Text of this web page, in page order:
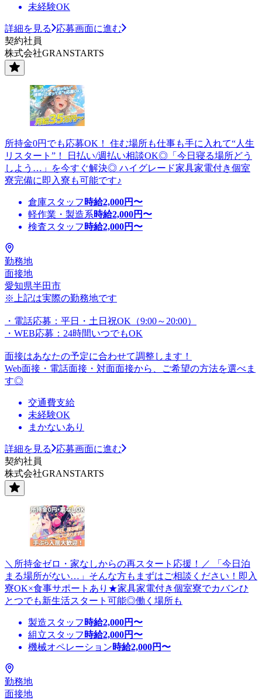
未経験OK
詳細を見る
応募画面に進む
契約社員
株式会社GRANSTARTS
所持金0円でも応募OK！ 住む場所も仕事も手に入れて“人生
リスタート”！ 日払い/週払い相談OK◎「今日寝る場所どう
しよう…」を今すぐ解決◎ ハイグレード家具家電付き個室
寮完備に即入寮も可能です♪
倉庫スタッフ 時給2,000円〜
軽作業・製造系時給2,000円〜
検査スタッフ 時給2,000円〜
勤務地
面接地
愛知県半田市
※上記は実際の勤務地です
・電話応募：平日・土日祝OK（9:00～20:00）
・WEB応募：24時間いつでもOK
面接はあなたの予定に合わせて調整します！
Web面接・電話面接・対面面接から、ご希望の方法を選べま
す◎
交通費支給
未経験OK
まかないあり
詳細を見る
応募画面に進む
契約社員
株式会社GRANSTARTS
＼所持金ゼロ・家なしからの再スタート応援！／ 「今日泊
まる場所がない…」そんな方もまずはご相談ください！即入
寮OK×食事サポートあり★家具家電付き個室寮でカバンひ
とつでも新生活スタート可能◎働く場所も
製造スタッフ 時給2,000円〜
組立スタッフ 時給2,000円〜
機械オペレーション時給2,000円〜
勤務地
面接地